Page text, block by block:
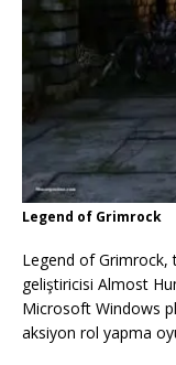
Legend of Grimrock
Legend of Grimrock,
geliştiricisi Almost
Microsoft Windows
aksiyon rol yapma